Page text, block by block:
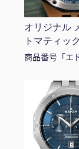
オリジナル
トマティック
商品番号「エ